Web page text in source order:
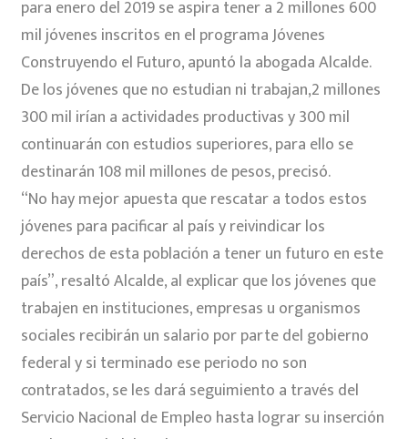
para enero del 2019 se aspira tener a 2 millones 600
mil jóvenes inscritos en el programa Jóvenes
Construyendo el Futuro, apuntó la abogada Alcalde.
De los jóvenes que no estudian ni trabajan,2 millones
300 mil irían a actividades productivas y 300 mil
continuarán con estudios superiores, para ello se
destinarán 108 mil millones de pesos, precisó.
“No hay mejor apuesta que rescatar a todos estos
jóvenes para pacificar al país y reivindicar los
derechos de esta población a tener un futuro en este
país”, resaltó Alcalde, al explicar que los jóvenes que
trabajen en instituciones, empresas u organismos
sociales recibirán un salario por parte del gobierno
federal y si terminado ese periodo no son
contratados, se les dará seguimiento a través del
Servicio Nacional de Empleo hasta lograr su inserción